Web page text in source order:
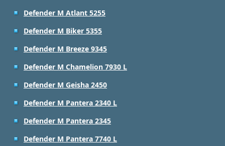
Defender M Atlant 5255
Defender M Biker 5355
Defender M Breeze 9345
Defender M Chamelion 7930 L
Defender M Geisha 2450
Defender M Pantera 2340 L
Defender M Pantera 2345
Defender M Pantera 7740 L